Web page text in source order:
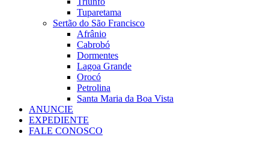
Tuparetama
Sertão do São Francisco
Afrânio
Cabrobó
Dormentes
Lagoa Grande
Orocó
Petrolina
Santa Maria da Boa Vista
ANUNCIE
EXPEDIENTE
FALE CONOSCO